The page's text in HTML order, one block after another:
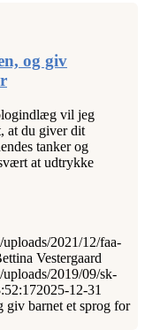
og giv
vil jeg
at du giver dit
tanker og
at udtrykke
2021/12/faa-
Vestergaard
2019/09/sk-
2025-12-31
giv barnet et sprog for